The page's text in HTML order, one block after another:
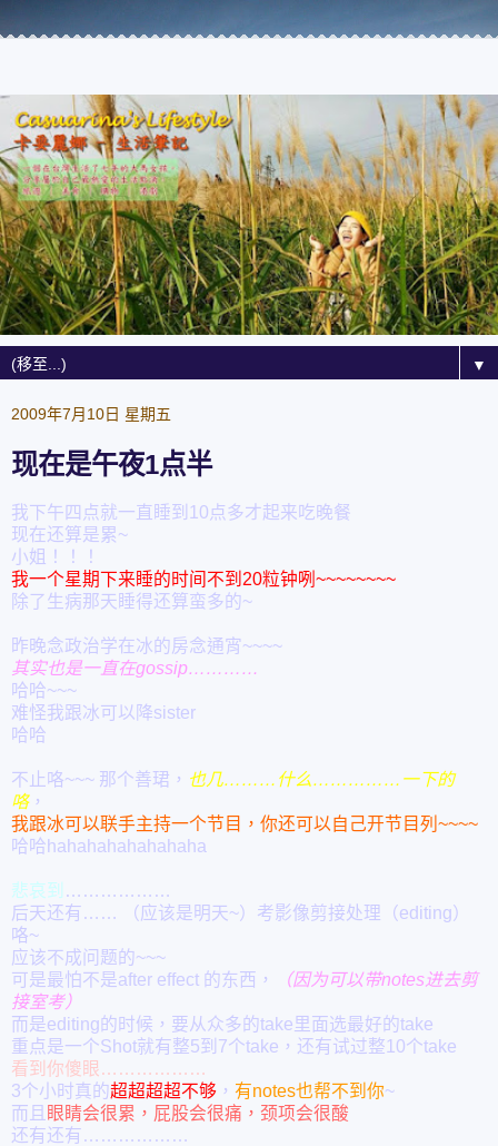
▼
2009年7月10日 星期五
现在是午夜1点半
我下午四点就一直睡到10点多才起来吃晚餐
现在还算是累~
小姐！！！
我一个星期下来睡的时间不到20粒钟咧~~~~~~~~
除了生病那天睡得还算蛮多的~
昨晚念政治学在冰的房念通宵~~~~
其实也是一直在gossip…………
哈哈~~~
难怪我跟冰可以降sister
哈哈
不止咯~~~ 那个善珺， 也几………什么……………一下的
咯，
我跟冰可以联手主持一个节目，你还可以自己开节目列~~~~
哈哈hahahahahahahaha
悲哀到 ………………
后天还有…… （应该是明天~）考影像剪接处理（editing）
咯~
应该不成问题的~~~
可是最怕不是after effect 的东西，
（因为可以带notes进去剪
接室考）
而是editing的时候，要从众多的take里面选最好的take
重点是一个Shot就有整5到7个take，还有试过整10个take
看到你傻眼………………
3个小时真的超超超超不够 ， 有notes也帮不到你~
而且 眼睛会很累，屁股会很痛，颈项会很酸
还有还有………………